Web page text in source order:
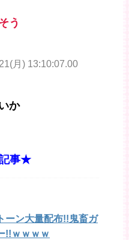
う
月) 13:10:07.00
か
事★
ーン大量配布!!鬼畜ガ
!!ｗｗｗｗ